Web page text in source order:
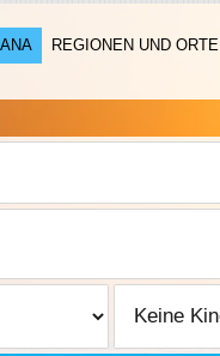
REGIONEN UND ORTE